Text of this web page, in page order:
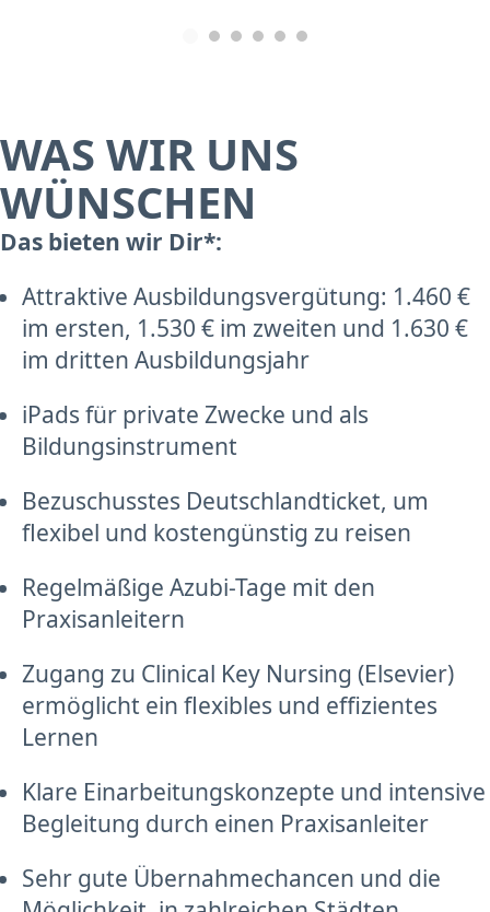
WAS WIR UNS
WÜNSCHEN
Das bieten wir Dir*:
Attraktive Ausbildungsvergütung: 1.460 €
im ersten, 1.530 € im zweiten und 1.630 €
im dritten Ausbildungsjahr
iPads für private Zwecke und als
Bildungsinstrument
Bezuschusstes Deutschlandticket, um
flexibel und kostengünstig zu reisen
Regelmäßige Azubi-Tage mit den
Praxisanleitern
Zugang zu Clinical Key Nursing (Elsevier)
ermöglicht ein flexibles und effizientes
Lernen
Klare Einarbeitungskonzepte und intensive
Begleitung durch einen Praxisanleiter
Sehr gute Übernahmechancen und die